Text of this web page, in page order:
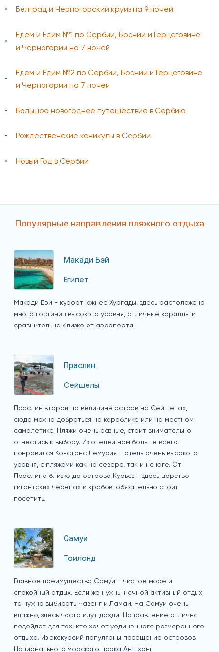
Белград и Черногорский круиз на 9 ночей
Едем и Едим №1 по Сербии, Боснии и Герцеговине
и Черногории на 7 ночей
Едем и Едим №2 по Сербии, Боснии и Герцеговине
и Черногории на 7 ночей
Большое новогоднее путешествие в Сербию
Рождественские каникулы в Сербии
Новый Год в Сербии
Популярные направления пляжного отдыха
Макади Бэй
Египет
Макади Бэй - курорт южнее Хургады, здесь расположено
много гостиниц высокого уровня, отличные кораллы и
сравнительно близко от аэропорта.
Праслин
Сейшелы
Праслин второй по величине остров на Сейшелах,
сюда можно добраться на кораблике или на местном
самолетике. Пляжи очень разные, стоит внимательно
отнестись к выбору. Из отелей нам больше всего
понравился Констанс Лемурия - отель очень высокого
уровня, с пляжами как на севере, так и на юге. От
Праслина близко до острова Курьез - здесь царство
гигантских черепах и крабов, обязательно стоит
посетить.
Самуи
Таиланд
Главное преимущество Самуи - чистое море и
спокойный отдых. Если же нужны ночной активный отдых
то нужно выбирать Чавенг и Ламаи. На Самуи очень
влажно, здесь часто идут дожди. Направление отлично
подойдет для тех, кто хочет уединенного размеренного
отдыха. Из экскурсий популярны посещение островов
Национального морского парка Ангтхонг,